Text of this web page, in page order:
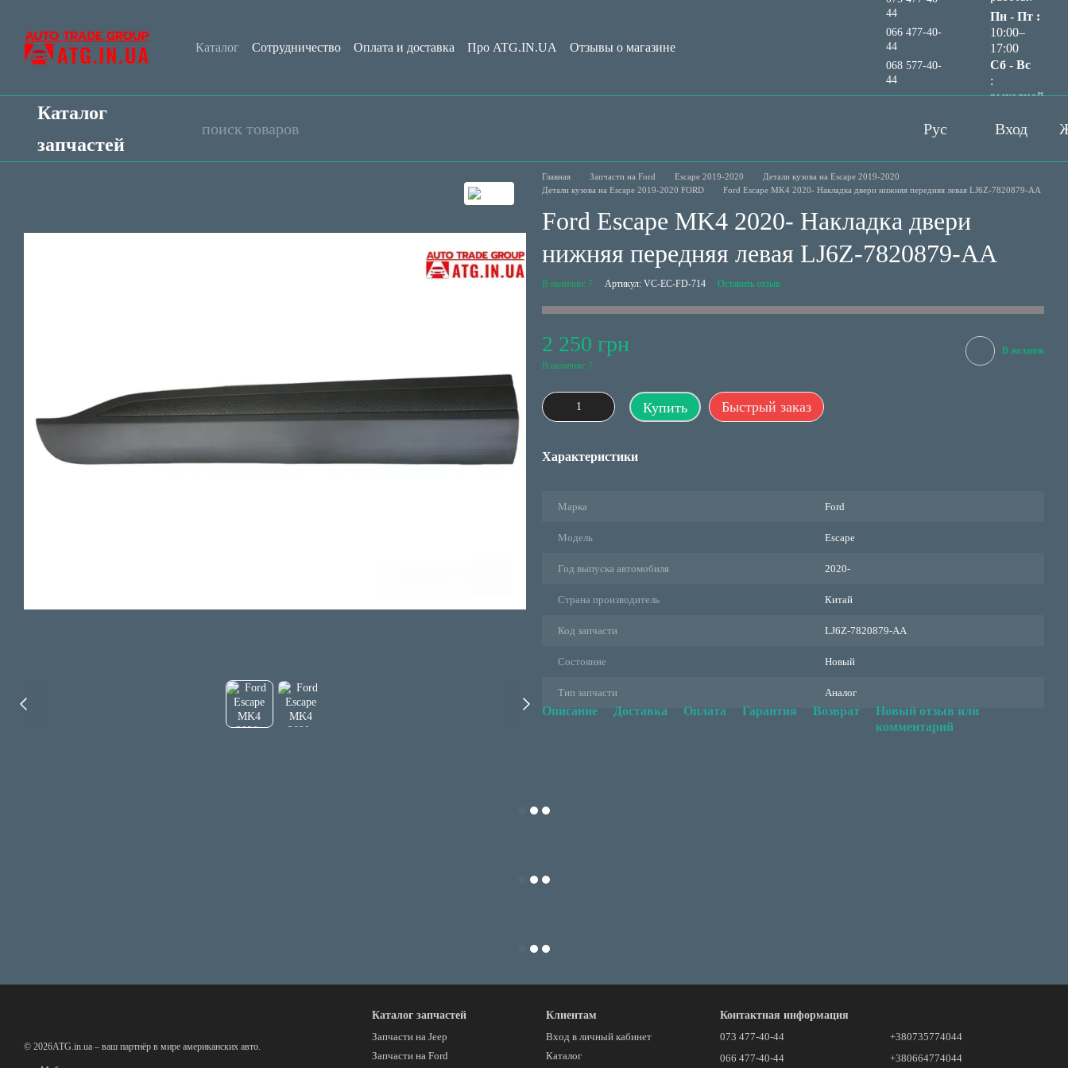
Каталог Сотрудничество Оплата и доставка Про ATG.IN.UA
Отзывы о магазине
44
066 477-40-
44
068 577-40-
44
Перезвонить вам?
Пн - Пт :
10:00–
17:00
Сб - Вс
:
выходной
Каталог
запчастей
Рус Вход
Главная Запчасти на Ford Escape 2019-2020
Детали кузова на Escape 2019-2020
Детали кузова на Escape 2019-2020 FORD
Ford Escape MK4 2020- Накладка двери нижняя передняя левая LJ6Z-7820879-AA
Ford Escape MK4 2020- Накладка двери
нижняя передняя левая LJ6Z-7820879-AA
В наличии: 7 Артикул: VC-EC-FD-714 Оставить отзыв
2 250 грн
В наличии: 7
В желания
Купить Быстрый заказ
Характеристики
Марка Ford
Модель Escape
Год выпуска автомобиля 2020-
Страна производитель Китай
Код запчасти LJ6Z-7820879-AA
Состояние Новый
Тип запчасти Аналог
Описание Доставка Оплата Гарантия Возврат
Новый отзыв или
комментарий
© 2026ATG.in.ua – ваш партнёр в мире американских авто.
Каталог запчастей
Запчасти на Jeep
Запчасти на Ford
Клиентам
Вход в личный кабинет
Каталог
Контактная информация
073 477-40-44
066 477-40-44
+380735774044
+380664774044